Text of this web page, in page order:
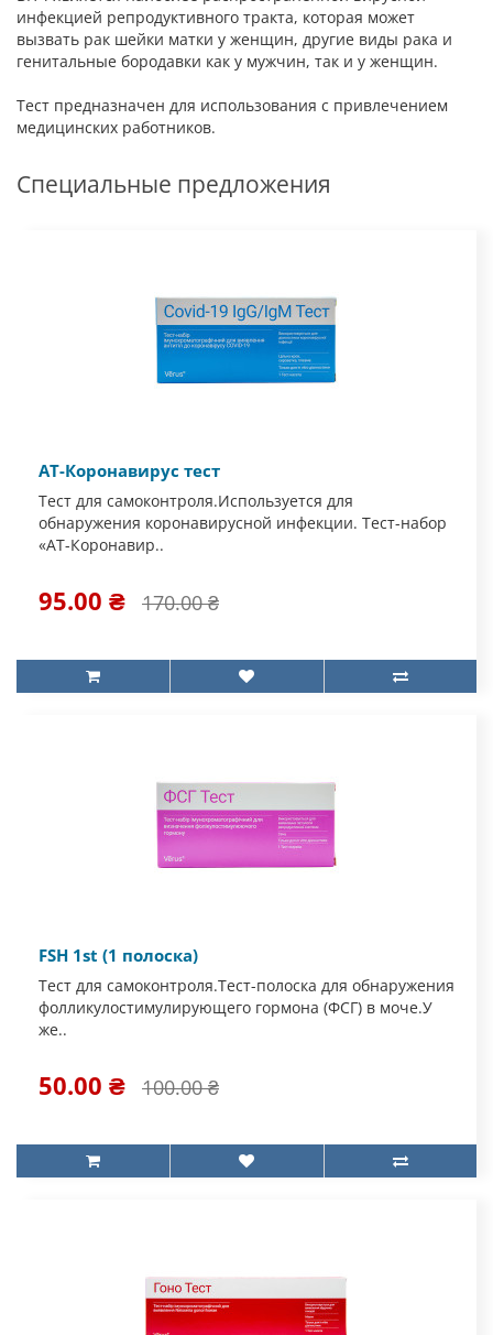
инфекцией репродуктивного тракта, которая может
вызвать рак шейки матки у женщин, другие виды рака и
генитальные бородавки как у мужчин, так и у женщин.
Тест предназначен для использования с привлечением
медицинских работников.
Специальные предложения
АТ-Коронавирус тест
Тест для самоконтроля.Используется для
обнаружения коронавирусной инфекции. Тест-набор
«АТ-Коронавир..
95.00 ₴ 170.00 ₴
FSH 1st (1 полоска)
Тест для самоконтроля.Тест-полоска для обнаружения
фолликулостимулирующего гормона (ФСГ) в моче.У
же..
50.00 ₴ 100.00 ₴